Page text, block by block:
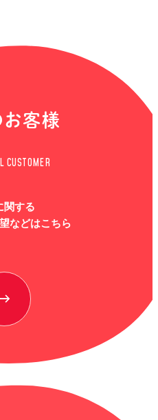
客様
CUSTOMER
関する
などはこちら